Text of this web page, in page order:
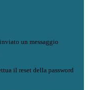
un messaggio
il reset della password